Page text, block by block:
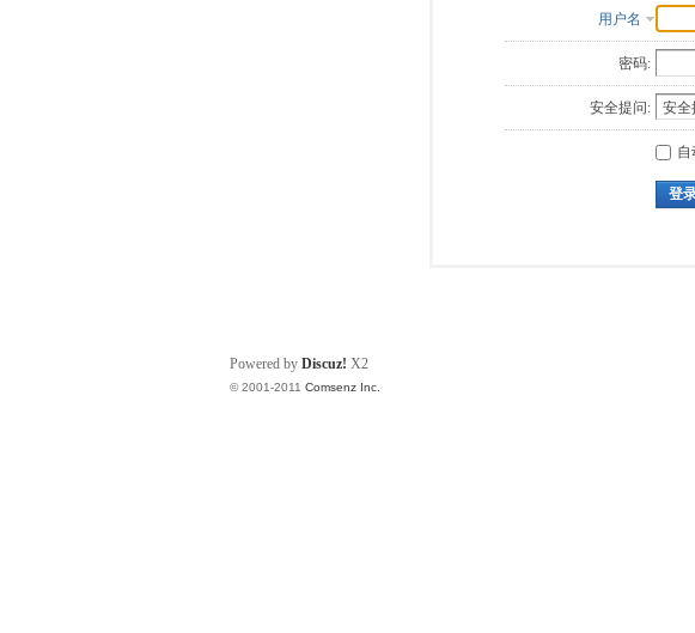
用户名
密码:
安全提问:
自
登
Powered by Discuz! X2
© 2001-2011 Comsenz Inc.